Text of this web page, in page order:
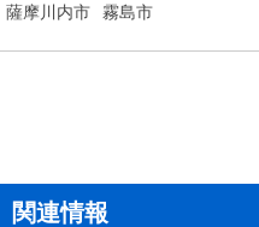
薩摩川内市 霧島市
関連情報